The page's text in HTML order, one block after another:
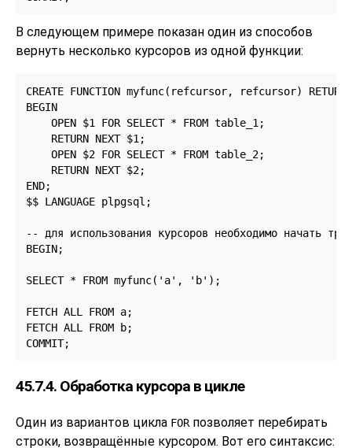
В следующем примере показан один из способов
вернуть несколько курсоров из одной функции:
CREATE FUNCTION myfunc(refcursor, refcursor)
BEGIN
    OPEN $1 FOR SELECT * FROM table_1;
    RETURN NEXT $1;
    OPEN $2 FOR SELECT * FROM table_2;
    RETURN NEXT $2;
END;
$$ LANGUAGE plpgsql;
-- для использования курсоров необходимо начать
BEGIN;
SELECT * FROM myfunc('a', 'b');
FETCH ALL FROM a;
FETCH ALL FROM b;
COMMIT;
45.7.4. Обработка курсора в цикле
Один из вариантов цикла FORпозволяет перебирать
строки, возвращённые курсором. Вот его синтаксис: